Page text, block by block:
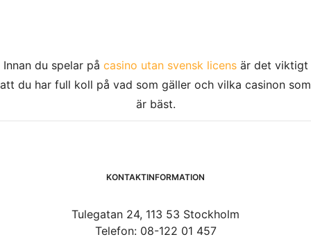
Innan du spelar på casino utan svensk licensär det viktigt
att du har full koll på vad som gäller och vilka casinon som
är bäst.
KONTAKTINFORMATION
Tulegatan 24, 113 53 Stockholm
Telefon: 08-122 01 457